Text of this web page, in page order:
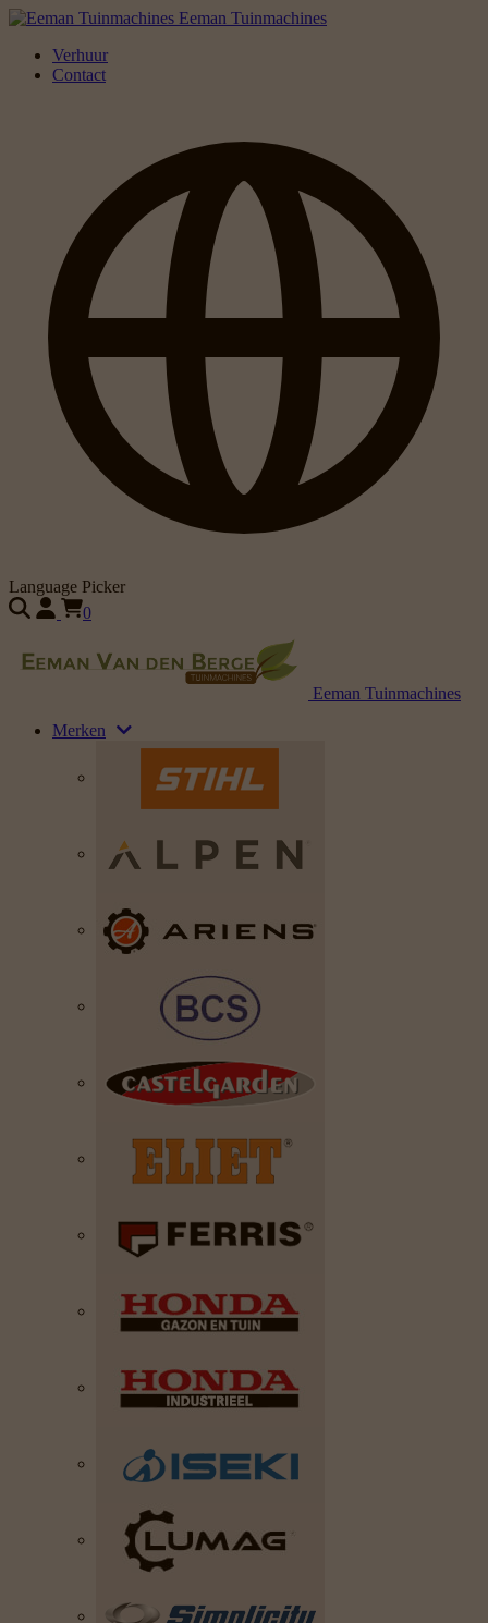
Eeman Tuinmachines
Verhuur
Contact
Language Picker
0
Eeman Tuinmachines
Merken